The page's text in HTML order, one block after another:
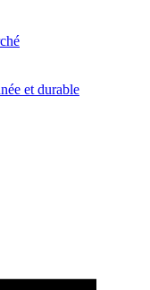
et durable